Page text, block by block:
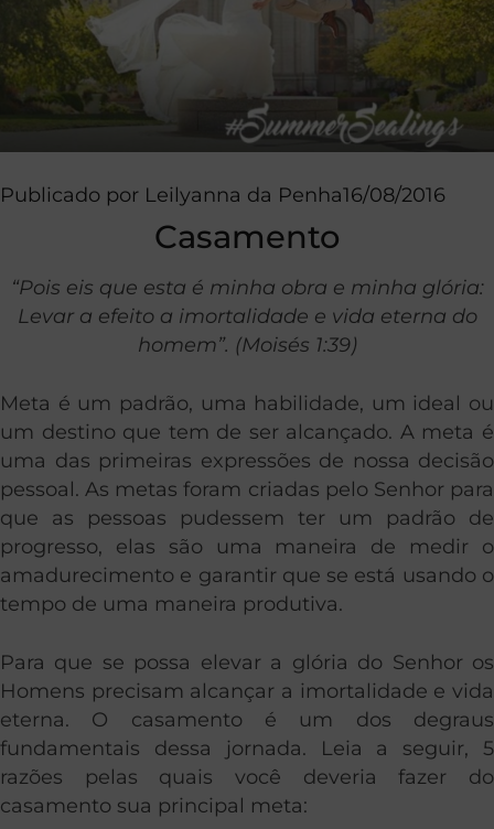
Publicado por Leilyanna da Penha16/08/2016
Casamento
“Pois eis que esta é minha obra e minha glória:
Levar a efeito a imortalidade e vida eterna do
homem”. (Moisés 1:39)
Meta é um padrão, uma habilidade, um ideal ou
um destino que tem de ser alcançado. A meta é
uma das primeiras expressões de nossa decisão
pessoal. As metas foram criadas pelo Senhor para
que as pessoas pudessem ter um padrão de
progresso, elas são uma maneira de medir o
amadurecimento e garantir que se está usando o
tempo de uma maneira produtiva.
Para que se possa elevar a glória do Senhor os
Homens precisam alcançar a imortalidade e vida
eterna. O casamento é um dos degraus
fundamentais dessa jornada. Leia a seguir, 5
razões pelas quais você deveria fazer do
casamento sua principal meta: